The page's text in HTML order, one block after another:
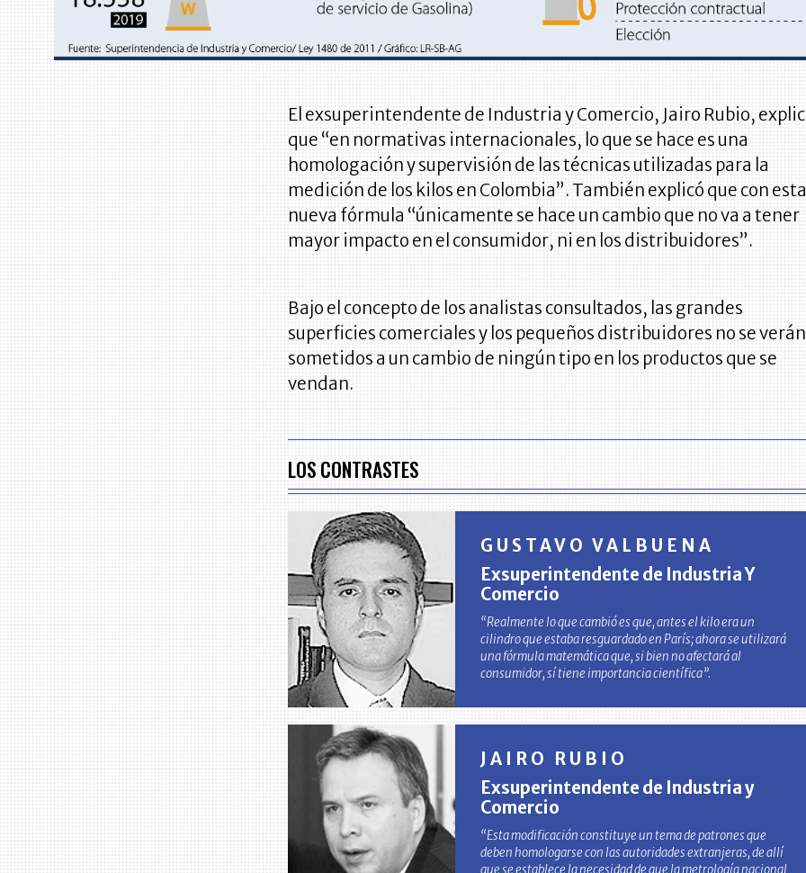
El exsuperintendente de Industria y Comercio, Jairo Rubio,
que “en normativas internacionales, lo que se hace es una
homologación y supervisión de las técnicas utilizadas para la
medición de los kilos en Colombia”. También explicó que con
nueva fórmula “únicamente se hace un cambio que no va a tener
mayor impacto en el consumidor, ni en los distribuidores”.
Bajo el concepto de los analistas consultados, las grandes
superficies comerciales y los pequeños distribuidores no se verán
sometidos a un cambio de ningún tipo en los productos que se
vendan.
LOS CONTRASTES
GUSTAVO VALBUENA
Exsuperintendente de Industria Y
Comercio
“Realmente lo que cambió es que, antes el kilo era un
cilindro que estaba resguardado en París; ahora se utilizará
una fórmula matemática que, si bien no afectará al
consumidor, sí tiene importancia científica”.
JAIRO RUBIO
Exsuperintendente de Industria y
Comercio
“Esta modificación constituye un tema de patrones que
deben homologarse con las autoridades extranjeras, de allí